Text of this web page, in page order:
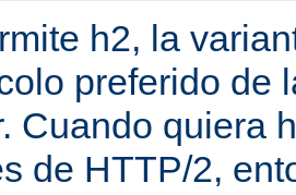
h2, la
preferido de
Cuando quiera
de HTTP/2,